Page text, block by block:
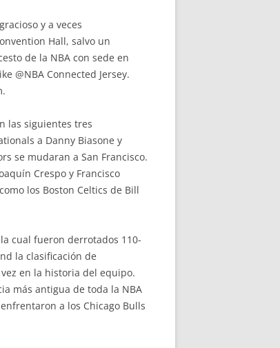
y a veces
Hall, salvo un
de la NBA con sede en
@NBA Connected Jersey.
las siguientes tres
a Danny Biasone y
se mudaran a San Francisco.
Crespo y Francisco
los Boston Celtics de Bill
cual fueron derrotados 110-
la clasificación de
en la historia del equipo.
más antigua de toda la NBA
a los Chicago Bulls